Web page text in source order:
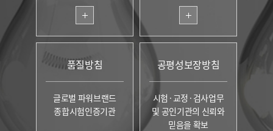
품질방침
글로벌 파워브랜드
종합시험인증기관
공평성보장방침
시험·교정·검사업무
및 공인기관의 신뢰와
믿음을 확보